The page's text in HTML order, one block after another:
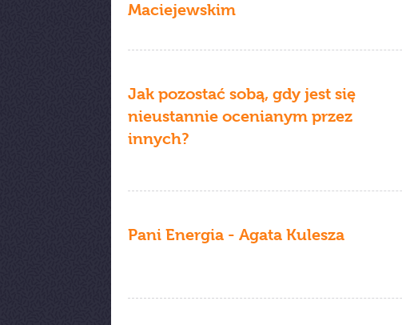
Maciejewskim
Jak pozostać sobą, gdy jest się
nieustannie ocenianym przez
innych?
Pani Energia - Agata Kulesza